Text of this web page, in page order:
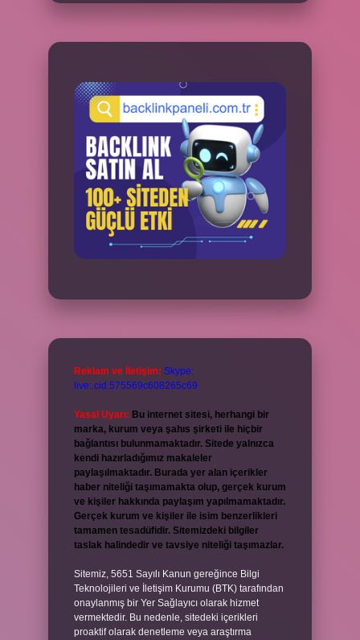
Reklam ve İletişim: Skype:
live:.cid.575569c608265c69
Yasal Uyarı: Bu internet sitesi, herhangi bir
marka, kurum veya şahıs şirketi ile hiçbir
bağlantısı bulunmamaktadır. Sitede yalnızca
kendi hazırladığımız makaleler
paylaşılmaktadır. Burada yer alan içerikler
haber niteliği taşımamakta olup, gerçek kurum
ve kişiler hakkında paylaşım yapılmamaktadır.
Gerçek kurum ve kişiler ile isim benzerlikleri
tamamen tesadüfidir. Sitemizdeki bilgiler
taslak halindedir ve tavsiye niteliği taşımazlar.
Sitemiz, 5651 Sayılı Kanun gereğince Bilgi
Teknolojileri ve İletişim Kurumu (BTK) tarafından
onaylanmış bir Yer Sağlayıcı olarak hizmet
vermektedir. Bu nedenle, sitedeki içerikleri
proaktif olarak denetleme veya araştırma